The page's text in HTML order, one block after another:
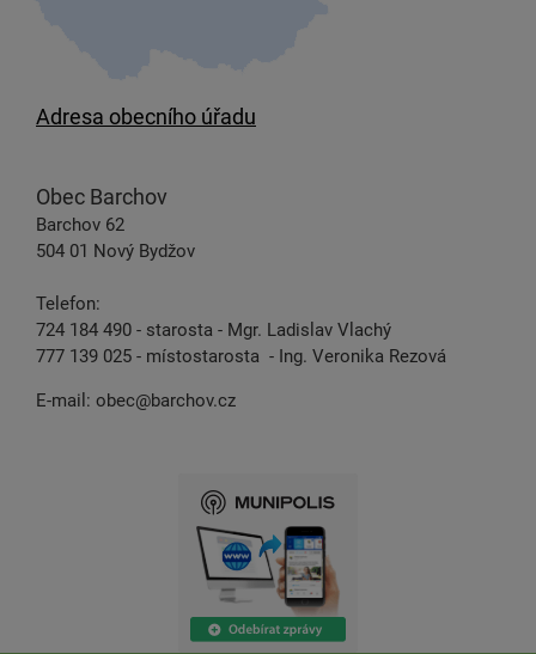
Adresa obecního úřadu
Obec Barchov
Barchov 62
504 01 Nový Bydžov
Telefon:
724 184 490 - starosta - Mgr. Ladislav Vlachý
777 139 025 - místostarosta - Ing. Veronika Rezová
E-mail: obec@barchov.cz